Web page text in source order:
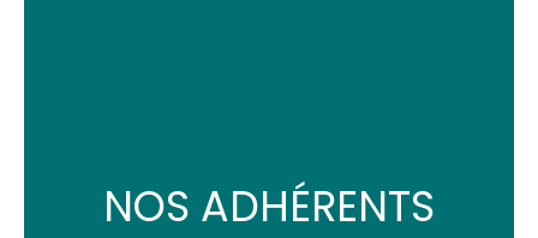
NOS ADHÉRENTS